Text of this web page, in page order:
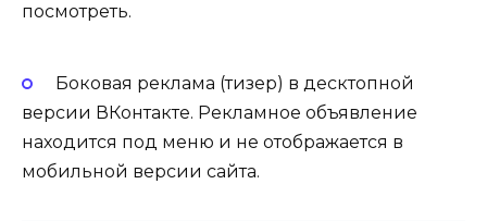
посмотреть.
Боковая реклама (тизер) в десктопной
версии ВКонтакте. Рекламное объявление
находится под меню и не отображается в
мобильной версии сайта.